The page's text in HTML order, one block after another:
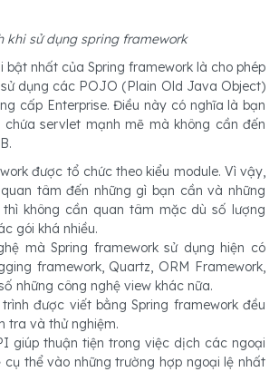
khi sử dụng spring framework
bật nhất của Spring framework là cho phép
dụng các POJO (Plain Old Java Object)
cấp Enterprise. Điều này có nghĩa là bạn
servlet mạnh mẽ mà không cần đến
được tổ chức theo kiểu module. Vì vậy,
tâm đến những gì bạn cần và những
thì không cần quan tâm mặc dù số lượng
gói khá nhiều.
mà Spring framework sử dụng hiện có
framework, Quartz, ORM Framework,
những công nghệ view khác nữa.
được viết bằng Spring framework đều
tra và thử nghiệm.
giúp thuận tiện trong việc dịch các ngoại
cụ thể vào những trường hợp ngoại lệ nhất